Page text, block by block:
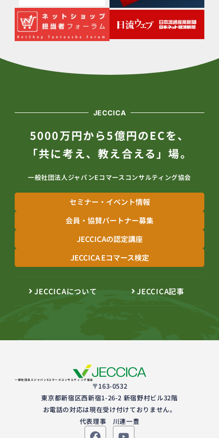
JECCICA
5000万円から5億円のECを、
「共に考え、教え合える」場。
一般社団法人ジャパンEコマースコンサルティング協会
セミナー・イベント情報
会員・協賛パートナー募集
JECCICAの認定講座
JECCICA Eコマース検定
JECCICAについて JECCICA記事
一般社団法人ジャパンEコマースコンサルティング協会
〒163-0532
東京都新宿区西新宿1-26-2 新宿野村ビル32階
お電話の対応は現在受け付けておりません。
代表理事 川連一豊